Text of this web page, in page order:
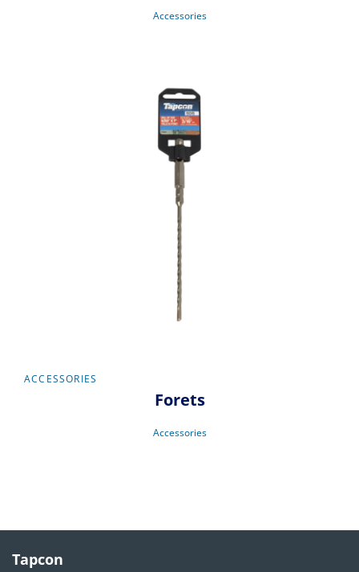
Accessories
ACCESSORIES
Forets
Accessories
Tapcon